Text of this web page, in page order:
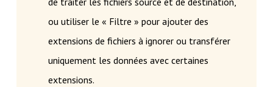
ou utiliser le « Filtre » pour ajouter des
extensions de fichiers à ignorer ou transférer
uniquement les données avec certaines
extensions.